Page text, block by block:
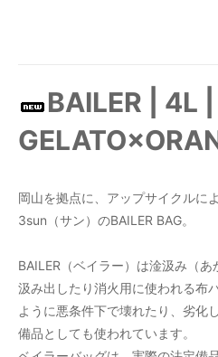
BAILER | 4L |
岡山を拠点に、アップサイクルに
3sun（サン）のBAILER BAG。
BAILER（ベイラー）は淦汲み（
汲み出したり消火用に使われる布
ように悪条件下で壊れたり、劣化
備品としても使われています。